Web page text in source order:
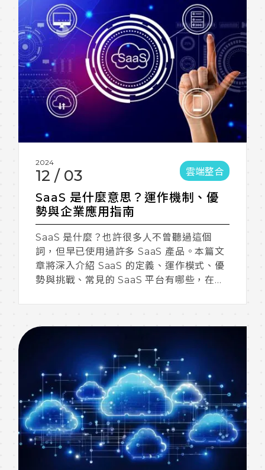
2024
12/ 03 雲端整合
SaaS 是什麼意思？運作機制、優
勢與企業應用指南
SaaS 是什麼？也許很多人不曾聽過這個
詞，但早已使用過許多 SaaS 產品。本篇文
章將深入介紹 SaaS 的定義、運作模式、優
勢與挑戰、常見的 SaaS 平台有哪些，在企